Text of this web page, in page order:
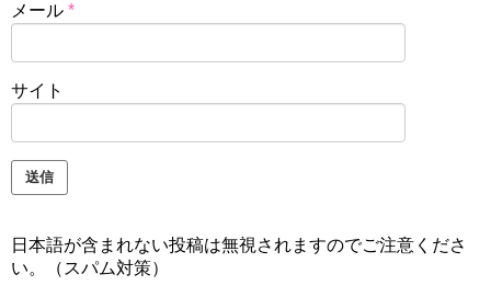
メール *
サイト
日本語が含まれない投稿は無視されますのでご注意くださ
い。（スパム対策）